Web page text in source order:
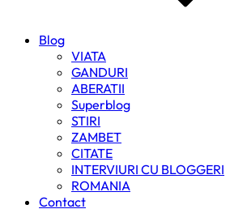
Blog
VIATA
GANDURI
ABERATII
Superblog
STIRI
ZAMBET
CITATE
INTERVIURI CU BLOGGERI
ROMANIA
Contact